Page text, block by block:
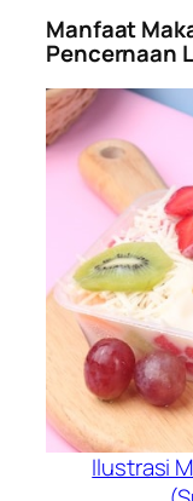
Manfaat
Pencernaan
Ilustrasi